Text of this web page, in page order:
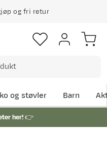
og fri retur
og støvler Barn
her!👉